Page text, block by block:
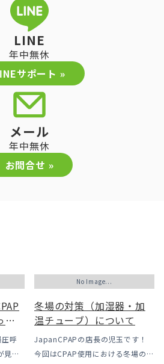
LINE
年中無休
サポート »
メール
年中無休
お問合せ »
た
か
呼
見直
No Image...
冬場の対策（加湿器・加
温チューブ）について
JapanCPAPの店長の児玉です！
今回はCPAP使用における冬場のよ